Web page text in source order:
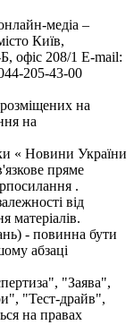
медіа –
Київ,
208/1 E-mail:
205-43-00
на
на
« Новини України
пряме
.
від
матеріалів.
- повинна бути
абзаці
"Заява",
"Тест-драйв",
на правах